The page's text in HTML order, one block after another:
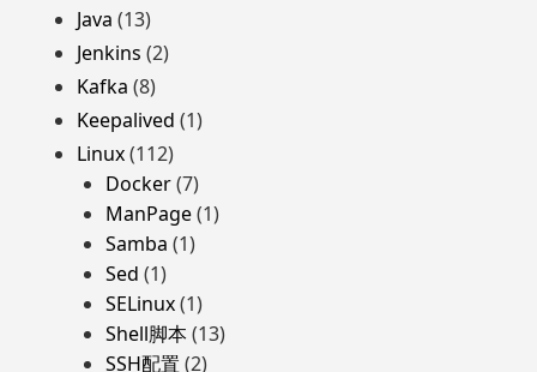
Java (13)
Jenkins (2)
Kafka (8)
Keepalived (1)
Linux(112)
Docker(7)
ManPage(1)
Samba (1)
Sed (1)
SELinux(1)
Shell脚本(13)
SSH配置 (2)